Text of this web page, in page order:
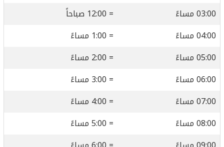
03:00 مساءً
= 12:00 صباحاً
04:00 مساءً
= 1:00 مساءً
05:00 مساءً
= 2:00 مساءً
06:00 مساءً
= 3:00 مساءً
07:00 مساءً
= 4:00 مساءً
08:00 مساءً
= 5:00 مساءً